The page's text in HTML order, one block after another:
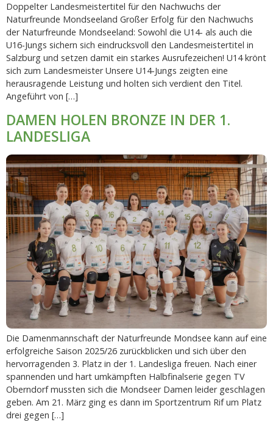
Doppelter Landesmeistertitel für den Nachwuchs der
Naturfreunde Mondseeland Großer Erfolg für den Nachwuchs
der Naturfreunde Mondseeland: Sowohl die U14- als auch die
U16-Jungs sichern sich eindrucksvoll den Landesmeistertitel in
Salzburg und setzen damit ein starkes Ausrufezeichen! U14 krönt
sich zum Landesmeister Unsere U14-Jungs zeigten eine
herausragende Leistung und holten sich verdient den Titel.
Angeführt von […]
DAMEN HOLEN BRONZE IN DER 1.
LANDESLIGA
Die Damenmannschaft der Naturfreunde Mondsee kann auf eine
erfolgreiche Saison 2025/26 zurückblicken und sich über den
hervorragenden 3. Platz in der 1. Landesliga freuen. Nach einer
spannenden und hart umkämpften Halbfinalserie gegen TV
Oberndorf mussten sich die Mondseer Damen leider geschlagen
geben. Am 21. März ging es dann im Sportzentrum Rif um Platz
drei gegen […]